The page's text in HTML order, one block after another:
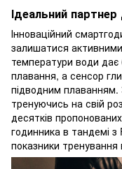
Ідеальний партнер
Інноваційний
залишатися
температури води дає
плавання, а сенсор
підводним плаванням.
тренуючись на свій
десятків
годинника в тандемі
показники тренування